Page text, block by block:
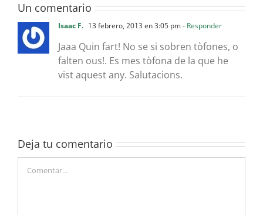
Un comentario
Isaac F. 13 febrero, 2013 en 3:05 pm- Responder
Jaaa Quin fart! No se si sobren tòfones, o
falten ous!. Es mes tòfona de la que he
vist aquest any. Salutacions.
Deja tu comentario